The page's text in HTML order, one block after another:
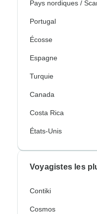
Pays nordiques /
Portugal
Écosse
Espagne
Turquie
Canada
Costa Rica
États-Unis
Voyagistes les
Contiki
Cosmos